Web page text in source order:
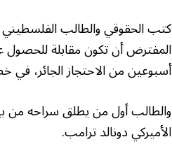
كتب الحقوقي والطالب
المفترض أن تكون مقابلة للحصول
أسبوعين من الاحتجاز الجائر، في
والطالب أول من يطلق سراحه من
الأميركي دونالد ترامب.